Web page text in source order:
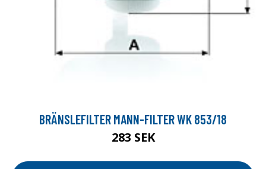
BRÄNSLEFILTER MANN-FILTER WK 853/18
283 SEK